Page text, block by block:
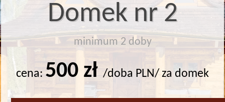
Domek nr 2
minimum 2 doby
cena: 500 zł /doba PLN/ za domek